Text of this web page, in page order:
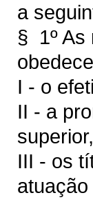
a
§ 1º As
I - o
II - a
III - os